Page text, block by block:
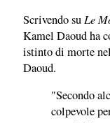
Scrivendo su Le
Kamel Daoud ha
istinto di morte
Daoud.
"Secondo
colpevole